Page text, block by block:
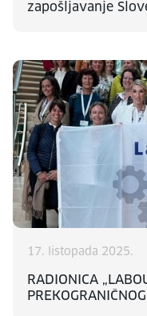
zapošljavanje
17. listopada 2025.
RADIONICA